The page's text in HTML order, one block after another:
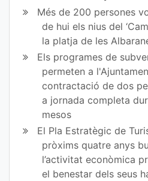
Més de 200 persones
de hui els nius del
la platja de les
Els programes de
permeten a
contractació de dos
a jornada completa
mesos
El Pla Estratègic de
pròxims quatre anys
l’activitat econòmica
el benestar dels seus